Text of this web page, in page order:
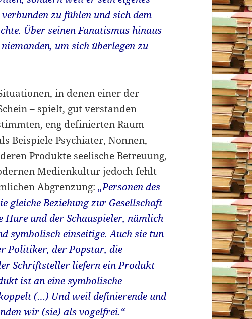
zu fühlen und sich dem
Über seinen Fanatismus hinaus
um sich überlegen zu
in denen einer der
– spielt, gut verstanden
eng definierten Raum
Beispiele Psychiater, Nonnen,
Produkte seelische Betreuung,
Medienkultur jedoch fehlt
Abgrenzung:„Personen des
gleiche Beziehung zur Gesellschaft
Hure und der Schauspieler, nämlich
symbolisch einseitige. Auch sie tun
Politiker, der Popstar, die
Schriftsteller liefern ein Produkt
ist an eine symbolische
(…) Und weil definierende und
wir (sie) als vogelfrei.“